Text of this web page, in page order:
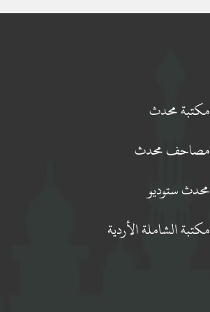
مكتبة محدث
مصاحف محدث
محدث ستوديو
مكتبة الشاملة الأردية